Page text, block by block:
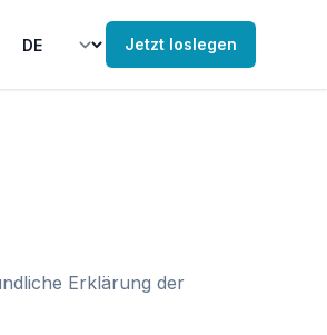
Jetzt loslegen
Erklärung der